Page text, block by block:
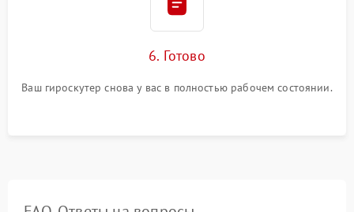
6. Готово
Ваш гироскутер снова у вас в полностью рабочем состоянии.